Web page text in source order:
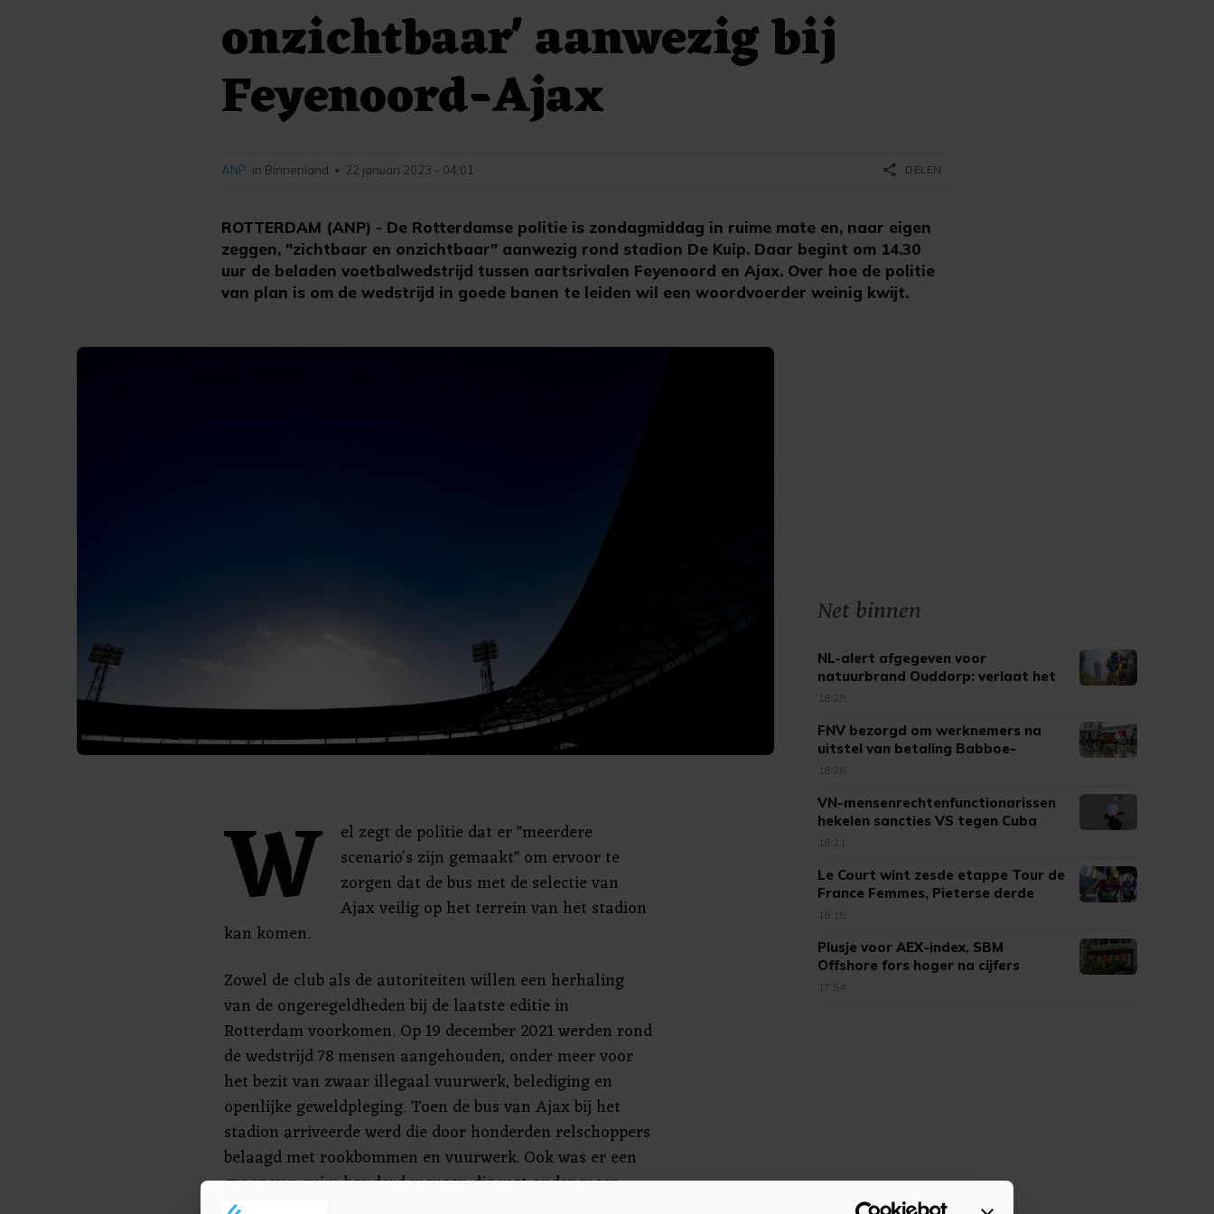
onzichtbaar' aanwezig bij
Feyenoord-Ajax
ROTTERDAM (ANP) - De Rotterdamse politie is zondagmiddag in ruime mate en, naar eigen
zeggen, "zichtbaar en onzichtbaar" aanwezig rond stadion De Kuip. Daar begint om 14.30
uur de beladen voetbalwedstrijd tussen aartsrivalen Feyenoord en Ajax. Over hoe de politie
van plan is om de wedstrijd in goede banen te leiden wil een woordvoerder weinig kwijt.
ANP in Binnenland • 22 januari 2023 - 04:01 share DELEN
W
el zegt de politie dat er "meerdere
scenario's zijn gemaakt" om ervoor te
zorgen dat de bus met de selectie van
Ajax veilig op het terrein van het stadion
kan komen.
Zowel de club als de autoriteiten willen een herhaling
van de ongeregeldheden bij de laatste editie in
Rotterdam voorkomen. Op 19 december 2021 werden rond
de wedstrijd 78 mensen aangehouden, onder meer voor
het bezit van zwaar illegaal vuurwerk, belediging en
openlijke geweldpleging. Toen de bus van Ajax bij het
stadion arriveerde werd die door honderden relschoppers
belaagd met rookbommen en vuurwerk. Ook was er een
groep van ruim honderd mensen die met onder meer
Net binnen
NL-alert afgegeven voor
natuurbrand Ouddorp: verlaat het
gebied
18:28
FNV bezorgd om werknemers na
uitstel van betaling Babboe-
moeder
18:26
VN-mensenrechtenfunctionarissen
hekelen sancties VS tegen Cuba
18:21
Le Court wint zesde etappe Tour de
France Femmes, Pieterse derde
18:15
Plusje voor AEX-index, SBM
Offshore fors hoger na cijfers
17:54